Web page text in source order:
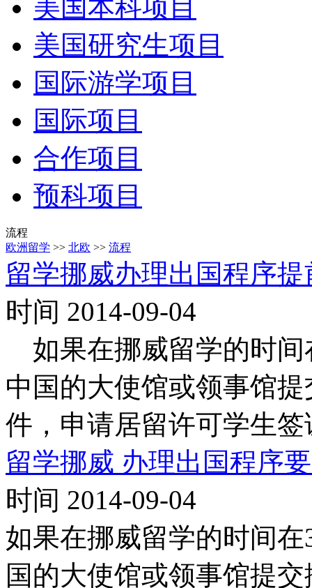
美国本科项目
美国研究生项目
国际游学项目
国际项目
合作项目
预科项目
流程
欧洲留学 >> 北欧 >> 流程
留学挪威办理出国程序提
时间 2014-09-04
如果在挪威留学的时间
中国的大使馆或领事馆
件，申请居留许可学生
留学挪威 办理出国程序
时间 2014-09-04
如果在挪威留学的时间
国的大使馆或领事馆提